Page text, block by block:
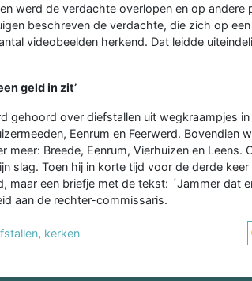
werd de verdachte overlopen en op andere
beschreven de verdachte, die zich op
videobeelden herkend. Dat leidde
geld in zit’
gehoord over diefstallen uit wegkraampjes
Eenrum en Feerwerd. Bovendien
meer: Breede, Eenrum, Vierhuizen en
slag. Toen hij in korte tijd voor de derde
maar een briefje met de tekst: ´Jammer dat
aan de rechter-commissaris.
, kerken